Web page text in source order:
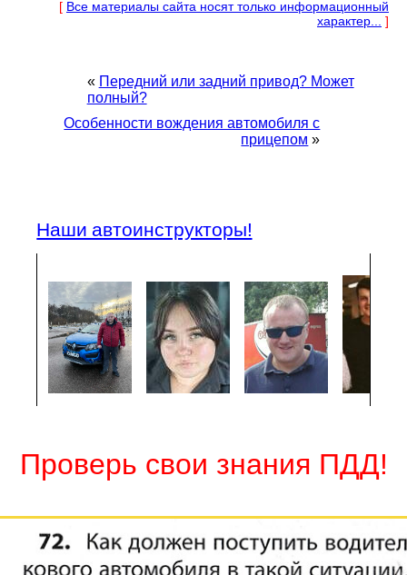
[ Все материалы сайта носят только информационный
характер... ]
« Передний или задний привод? Может
полный?
Особенности вождения автомобиля с
прицепом »
Наши автоинструкторы!
Проверь свои знания ПДД!